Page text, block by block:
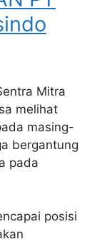
Mitra
melihat
masing-
bergantung
pada
posisi